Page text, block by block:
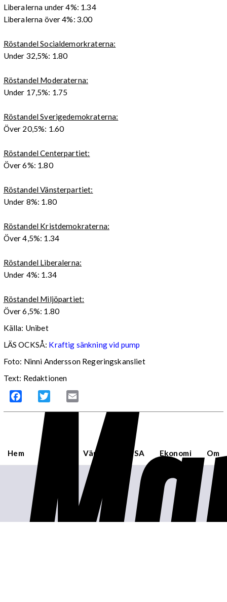
Liberalerna under 4%: 1.34
Liberalerna över 4%: 3.00
Röstandel Socialdemorkraterna:
Under 32,5%: 1.80
Röstandel Moderaterna:
Under 17,5%: 1.75
Röstandel Sverigedemokraterna:
Över 20,5%: 1.60
Röstandel Centerpartiet:
Över 6%: 1.80
Röstandel Vänsterpartiet:
Under 8%: 1.80
Röstandel Kristdemokraterna:
Över 4,5%: 1.34
Röstandel Liberalerna:
Under 4%: 1.34
Röstandel Miljöpartiet:
Över 6,5%: 1.80
Källa: Unibet
LÄS OCKSÅ: Kraftig sänkning vid pump
Foto: Ninni Andersson Regeringskansliet
Text: Redaktionen
Facebook Twitter
Hem Sverige Världen USA Ekonomi Om